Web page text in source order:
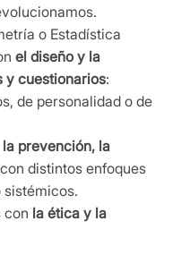
o Estadística
el diseño y la
y cuestionarios:
de personalidad o de
la prevención, la
distintos enfoques
con la ética y la